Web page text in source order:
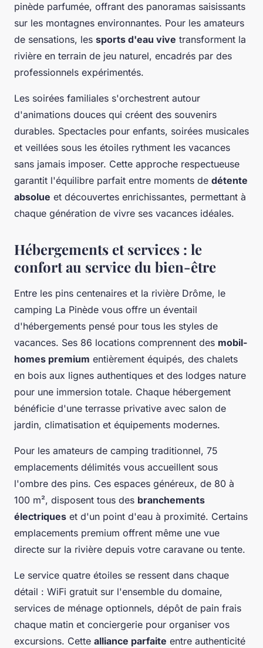
pinède parfumée, offrant des panoramas saisissants
sur les montagnes environnantes. Pour les amateurs
de sensations, les sports d'eau vive transforment la
rivière en terrain de jeu naturel, encadrés par des
professionnels expérimentés.
Les soirées familiales s'orchestrent autour
d'animations douces qui créent des souvenirs
durables. Spectacles pour enfants, soirées musicales
et veillées sous les étoiles rythment les vacances
sans jamais imposer. Cette approche respectueuse
garantit l'équilibre parfait entre moments de détente
absolue et découvertes enrichissantes, permettant à
chaque génération de vivre ses vacances idéales.
Hébergements et services : le
confort au service du bien-être
Entre les pins centenaires et la rivière Drôme, le
camping La Pinède vous offre un éventail
d'hébergements pensé pour tous les styles de
vacances. Ses 86 locations comprennent des mobil-
homes premium entièrement équipés, des chalets
en bois aux lignes authentiques et des lodges nature
pour une immersion totale. Chaque hébergement
bénéficie d'une terrasse privative avec salon de
jardin, climatisation et équipements modernes.
Pour les amateurs de camping traditionnel, 75
emplacements délimités vous accueillent sous
l'ombre des pins. Ces espaces généreux, de 80 à
100 m², disposent tous des branchements
électriques et d'un point d'eau à proximité. Certains
emplacements premium offrent même une vue
directe sur la rivière depuis votre caravane ou tente.
Le service quatre étoiles se ressent dans chaque
détail : WiFi gratuit sur l'ensemble du domaine,
services de ménage optionnels, dépôt de pain frais
chaque matin et conciergerie pour organiser vos
excursions. Cette alliance parfaite entre authenticité